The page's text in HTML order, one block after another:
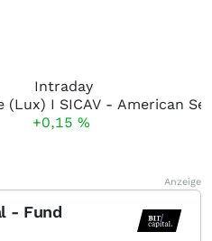
Intraday
+0,15 %
Anzeige
- Fund